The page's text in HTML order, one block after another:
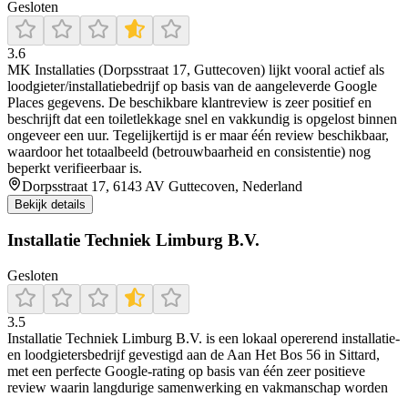
Gesloten
3.6
MK Installaties (Dorpsstraat 17, Guttecoven) lijkt vooral actief als
loodgieter/installatiebedrijf op basis van de aangeleverde Google
Places gegevens. De beschikbare klantreview is zeer positief en
beschrijft dat een toiletlekkage snel en vakkundig is opgelost binnen
ongeveer een uur. Tegelijkertijd is er maar één review beschikbaar,
waardoor het totaalbeeld (betrouwbaarheid en consistentie) nog
beperkt verifieerbaar is.
Dorpsstraat 17, 6143 AV Guttecoven, Nederland
Bekijk details
Installatie Techniek Limburg B.V.
Gesloten
3.5
Installatie Techniek Limburg B.V. is een lokaal opererend installatie-
en loodgietersbedrijf gevestigd aan de Aan Het Bos 56 in Sittard,
met een perfecte Google-rating op basis van één zeer positieve
review waarin langdurige samenwerking en vakmanschap worden